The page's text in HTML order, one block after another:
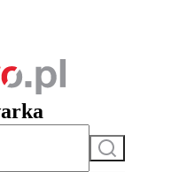
Szukaj